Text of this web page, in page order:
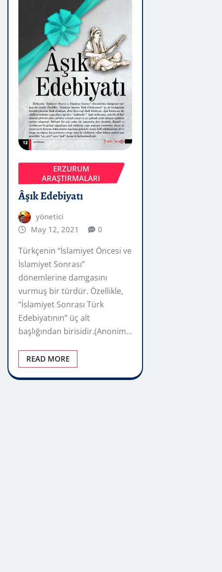
ERZURUM
ARAŞTIRMALARI
Âşık Edebiyatı
yönetici
May 12, 2021
0
Türkçenin “İslamiyet Öncesi ve
İslamiyet Sonrası”
dönemlerine damgasını
vurmuş bir türdür. Özellikle,
“İslamiyet Sonrası Türk
Edebiyatının” üç alt
başlığından birisidir.(Anonim…
READ MORE